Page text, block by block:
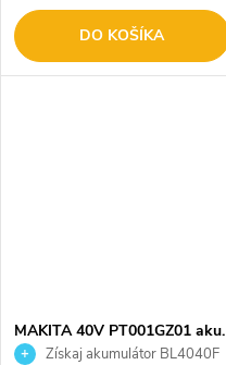
DO KOŠÍKA
MAKITA 40V PT001GZ01 aku.
klincovačka DOPREDAJ
Získaj akumulátor BL4040F